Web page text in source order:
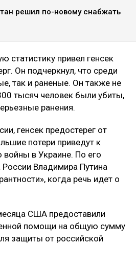
решил по-новому снабжать
привел генсек
Он подчеркнул, что среди
так и раненые. Он также не
тысяч человек были убиты,
ранения.
генсек предостерег от
потери приведут к
в Украине. По его
России Владимира Путина
когда речь идет о
США предоставили
помощи на общую сумму
защиты от российской